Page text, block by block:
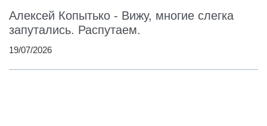
Алексей Копытько - Вижу, многие слегка
запутались. Распутаем.
19/07/2026